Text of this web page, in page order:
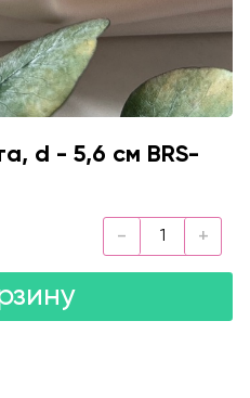
d - 5,6 см BRS-